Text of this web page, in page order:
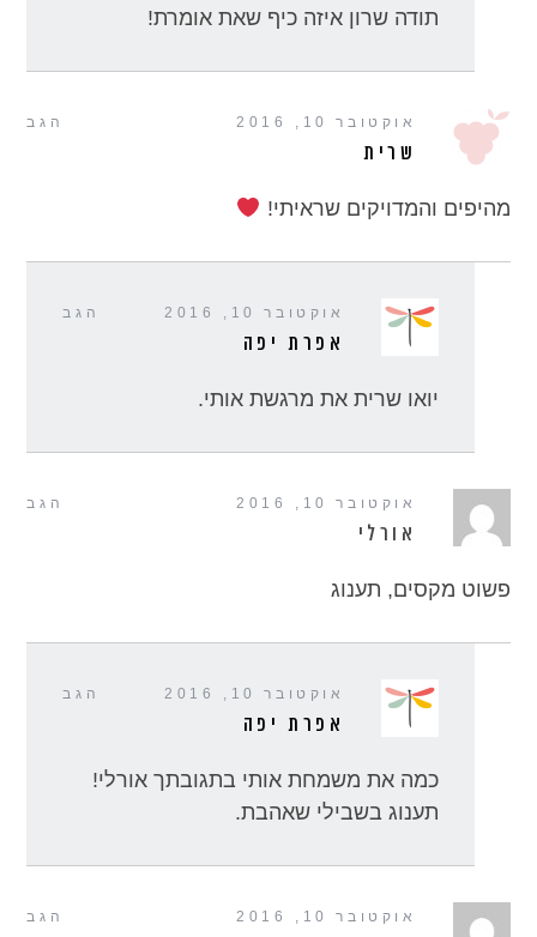
תודה שרון איזה כיף שאת אומרת!
הגב אוקטובר 10, 2016
שרית
מהיפים והמדויקים שראיתי!
הגב אוקטובר 10, 2016
אפרת יפה
יואו שרית את מרגשת אותי.
הגב אוקטובר 10, 2016
אורלי
פשוט מקסים, תענוג
הגב אוקטובר 10, 2016
אפרת יפה
כמה את משמחת אותי בתגובתך אורלי!
תענוג בשבילי שאהבת.
הגב אוקטובר 10, 2016